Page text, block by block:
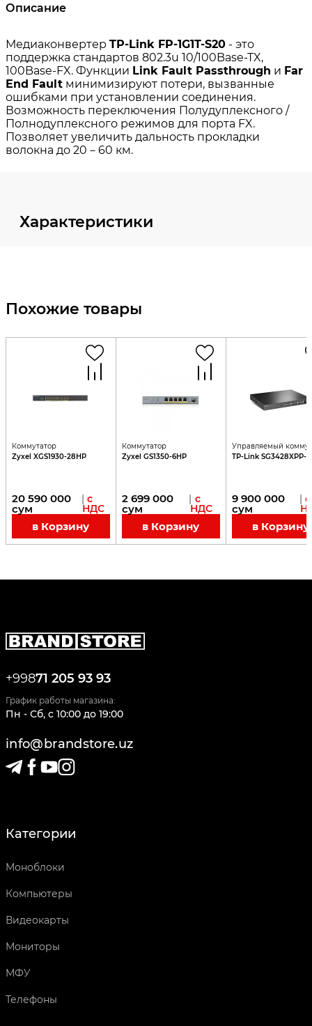
Описание
Характеристики
Похожие товары
Коммутатор
Zyxel XGS1930-28HP
20 590 000
сум
| с
НДС
в Корзину
Коммутатор
Zyxel GS1350-6HP
2 699 000
сум
| с
НДС
в Корзину
Управляемый
TP-Link SG3428XPP-
9 900 000
сум
| с
в Корзину
+99871 205 93 93
График работы магазина:
Пн - Сб, c 10:00 до 19:00
info@brandstore.uz
Категории
Моноблоки
Компьютеры
Видеокарты
Мониторы
МФУ
Телефоны